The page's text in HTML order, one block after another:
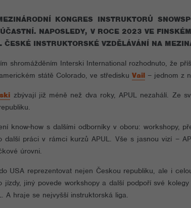
KONGRES INSTRUKTORŮ
NAPOSLEDY, V ROCE 2023 VE
ČESKÉ INSTRUKTORSKÉ VZDĚLÁVÁNÍ NA
shromážděním Interski International rozhodnuto, že
státě Colorado, ve středisku Vail – jednom z
zbývají již méně než dva roky, APUL nezahálí. Ze
know-how s dalšími odborníky v oboru: workshopy,
další práci v rámci kurzů APUL. Vše s jasnou vizí –
úrovni.
USA reprezentovat nejen Českou republiku, ale i
jiný povede workshopy a další podpoří své
A hraje se nejvyšší instruktorská liga.